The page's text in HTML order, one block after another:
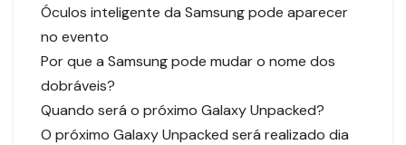
Óculos inteligente da Samsung pode aparecer
no evento
Por que a Samsung pode mudar o nome dos
dobráveis?
Quando será o próximo Galaxy Unpacked?
O próximo Galaxy Unpacked será realizado dia